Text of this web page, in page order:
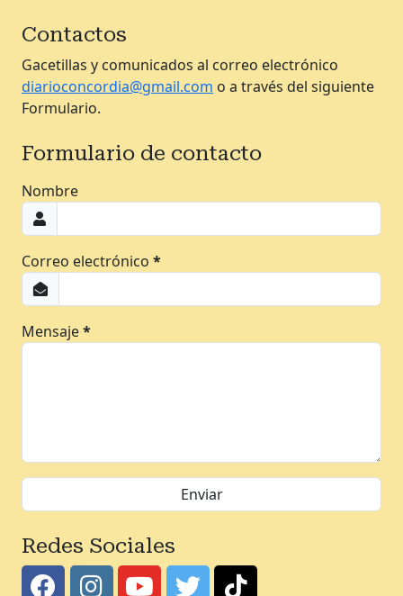
Contactos
Gacetillas y comunicados al correo electrónico
diarioconcordia@gmail.com o a través del siguiente
Formulario.
Formulario de contacto
Nombre
Correo electrónico *
Mensaje*
Redes Sociales